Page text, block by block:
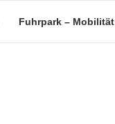
Fuhrpark – Mobilität